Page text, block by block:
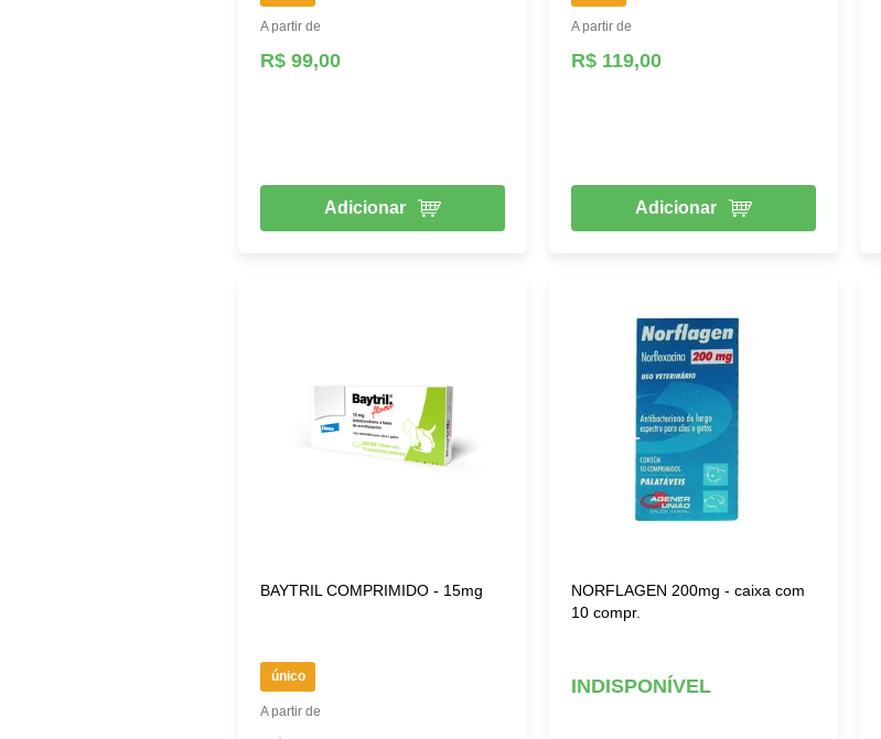
A partir de
R$ 99,00
Adicionar
A partir de
R$ 119,00
Adicionar
BAYTRIL COMPRIMIDO - 15mg
único
A partir de
NORFLAGEN 200mg - caixa com
10 compr.
INDISPONÍVEL